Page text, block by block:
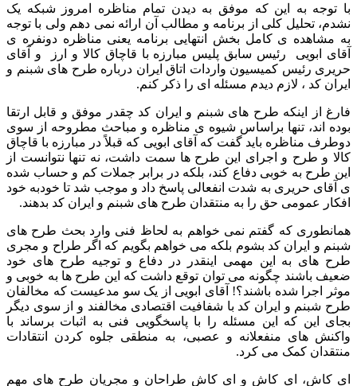
با توجه به این که موفق به دیدن تمام مناظره امروز شبکه یک
نشدم، تحلیل کلی از برنامه و مطالب آن ارائه نمی دهم ولی با توجه
به مشاهده ی کامل بخش انتهایی برنامه یعنی مناظره دونفره ی
آقای ابویی رئیس سابق پلیس مبارزه با قاچاق کالا و ارز و آقای
حریری رئیس کمیسیون واردات اتاق ایران درباره طرح های شبنم و
ایران کد ، لازم دیدم مسئله ای را ذکر کنم.
فارغ از اینکه طرح های شبنم و ایران کد چقدر موفق و قابل ارتقا
بوده اند، تنها براساس شیوه ی مناظره و مباحث مطروحه از سوی
دوطرف مناظره باید گفت که آقای ابویی که قبلاً در مبارزه با قاچاق
کالا و طرح و اجرای این طرح ها سمت داشت، نه تنها نتوانست از
این طرح به خوبی دفاع کند، بلکه در برابر جملات کم و حساب شده
ی آقای حریری به شدت انفعالی پاسخ داد و موجب شد تا خودبه خود
افکار عمومی حق را به منتقدان طرح های شبنم و ایران کد بدهند.
همانطوری که گفتم نمی خواهم به لحاظ فنی وارد بحث طرح های
شبنم و ایران کد بشوم بلکه می خواهم بگویم که اگر طراح و مجری
طرح های به این مهمی اینقدر در دفاع و توجیه طرح های خود
ضعیف باشند چگونه می توان توقع داشت که این طرح ها به خوبی و
موثر اجرا شده باشند؟! آقای ابویی از یک سو مدعیست که مخالفان
طرح شبنم و ایران کد با شفافیت اقتصادی مخالفند و از سوی دیگر
بجای این که این مسئله را با پاسخگویی فنی به اثبات برساند با
واکنش های منفعلانه و عصبی، به منطقی جلوه کردن انتقادات
منتقدان کمک می کرد.
ای کاش، ای کاش و ای کاش طراحان و مجریان طرح های مهم